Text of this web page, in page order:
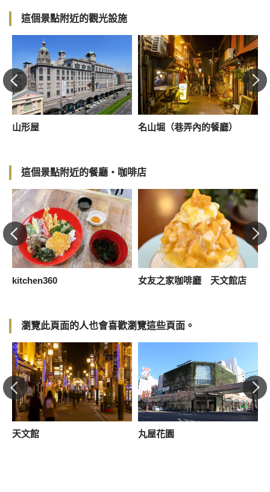
這個景點附近的觀光設施
山形屋 名山堀（巷弄內的餐廳）
這個景點附近的餐廳・咖啡店
kitchen360 女友之家咖啡廳 天文館店
瀏覽此頁面的人也會喜歡瀏覽這些頁面。
天文館 丸屋花園